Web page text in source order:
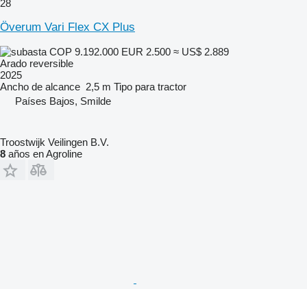
28
Överum Vari Flex CX Plus
COP 9.192.000 EUR 2.500 ≈ US$ 2.889
Arado reversible
2025
Ancho de alcance 2,5 m Tipo para tractor
Países Bajos, Smilde
Troostwijk Veilingen B.V.
8 años en Agroline